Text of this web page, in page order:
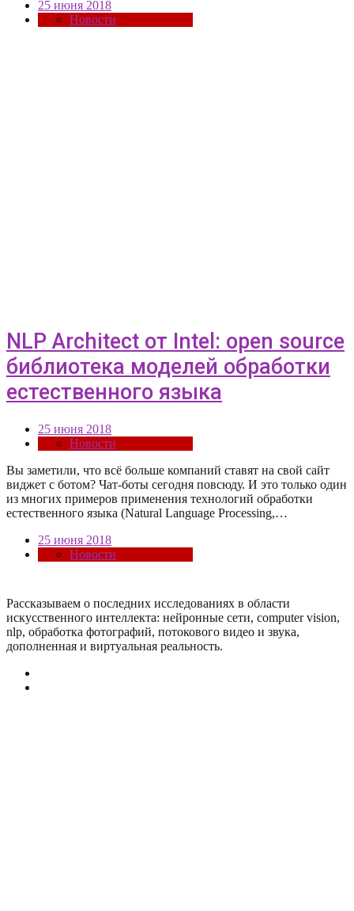
25 июня 2018
Новости
NLP Architect от Intel: open source
библиотека моделей обработки
естественного языка
25 июня 2018
Новости
Вы заметили, что всё больше компаний ставят на свой сайт
виджет с ботом? Чат-боты сегодня повсюду. И это только один
из многих примеров применения технологий обработки
естественного языка (Natural Language Processing,…
25 июня 2018
Новости
Рассказываем о последних исследованиях в области
искусcтвенного интеллекта: нейронные сети, computer vision,
nlp, обработка фотографий, потокового видео и звука,
дополненная и виртуальная реальность.